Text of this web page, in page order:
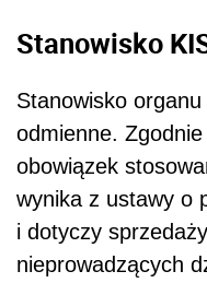
Stanowisko
Stanowisko organu
odmienne.
obowiązek
wynika z ustawy o
i dotyczy
nieprowadzących